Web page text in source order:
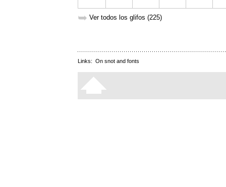
➥ Ver todos los glifos (225)
Links: On snot and fonts